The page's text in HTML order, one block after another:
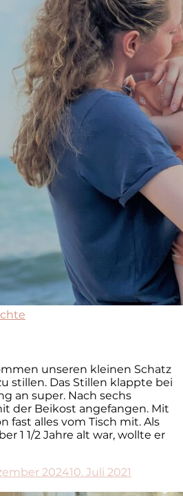
unseren kleinen Schatz
stillen. Das Stillen klappte bei
an super. Nach sechs
der Beikost angefangen. Mit
fast alles vom Tisch mit. Als
1 1/2 Jahre alt war, wollte er
202410. Juli 2021